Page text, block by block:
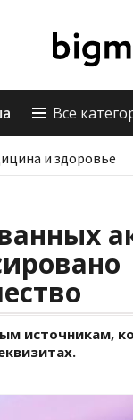
Все
и здоровье
источникам,